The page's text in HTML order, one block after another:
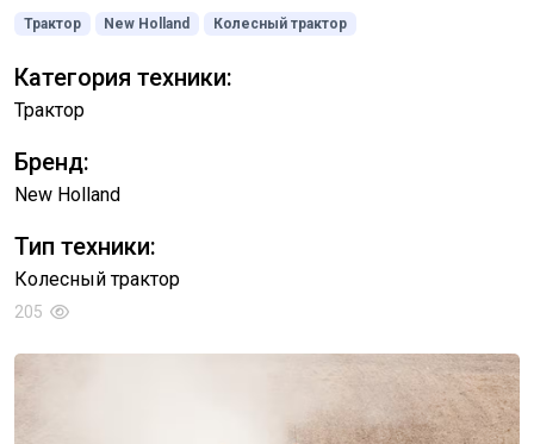
Трактор New Holland Колесный трактор
Категория техники:
Трактор
Бренд:
New Holland
Тип техники:
Колесный трактор
205